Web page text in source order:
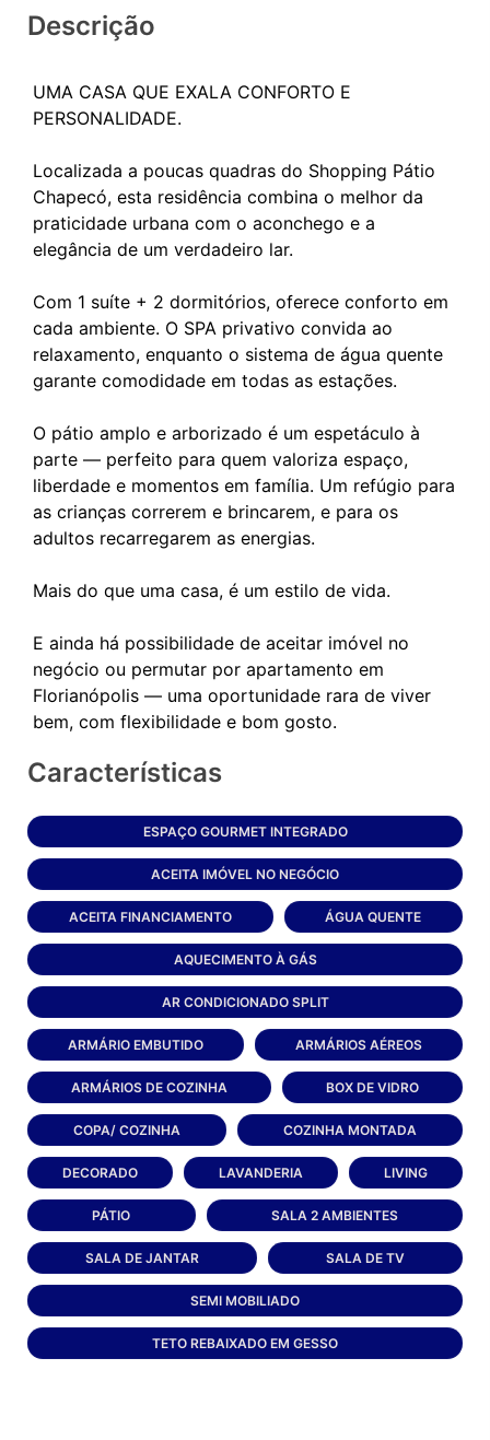
Descrição
UMA CASA QUE EXALA CONFORTO E
PERSONALIDADE.
Localizada a poucas quadras do Shopping Pátio
Chapecó, esta residência combina o melhor da
praticidade urbana com o aconchego e a
elegância de um verdadeiro lar.
Com 1 suíte + 2 dormitórios, oferece conforto em
cada ambiente. O SPA privativo convida ao
relaxamento, enquanto o sistema de água quente
garante comodidade em todas as estações.
O pátio amplo e arborizado é um espetáculo à
parte — perfeito para quem valoriza espaço,
liberdade e momentos em família. Um refúgio para
as crianças correrem e brincarem, e para os
adultos recarregarem as energias.
Mais do que uma casa, é um estilo de vida.
E ainda há possibilidade de aceitar imóvel no
negócio ou permutar por apartamento em
Florianópolis — uma oportunidade rara de viver
Características
ESPAÇO GOURMET INTEGRADO
ACEITA IMÓVEL NO NEGÓCIO
ACEITA FINANCIAMENTO ÁGUA QUENTE
AQUECIMENTO À GÁS
AR CONDICIONADO SPLIT
ARMÁRIO EMBUTIDO ARMÁRIOS AÉREOS
ARMÁRIOS DE COZINHA BOX DE VIDRO
COPA/ COZINHA COZINHA MONTADA
DECORADO LAVANDERIA LIVING
PÁTIO SALA 2 AMBIENTES
SALA DE JANTAR SALA DE TV
SEMI MOBILIADO
TETO REBAIXADO EM GESSO